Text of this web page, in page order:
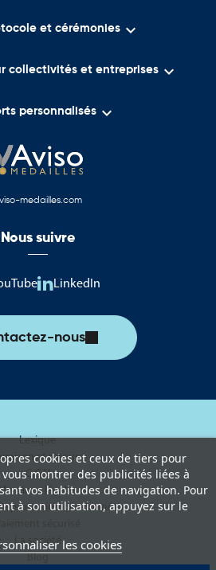
et cérémonies 
collectivités et entreprises 
personnalisés 
cookies et ceux de tiers pour
montrer des publicités liées à
vos habitudes de navigation. Pour
à son utilisation, appuyez sur le
les cookies
medailles.com
Nous suivre
LinkedIn
nous
Lexique
et retours
C.G.V
légales
protection des données
La société
Blog